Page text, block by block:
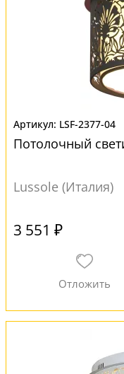
LSF-2377-04
Потолочный
Lussole (Италия)
3 551 ₽